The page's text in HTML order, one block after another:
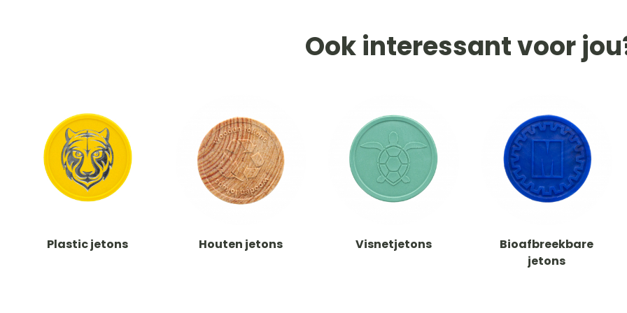
Ook interessant voor
Plastic jetons Houten jetons Visnetjetons
Bioafbreekbare
jetons